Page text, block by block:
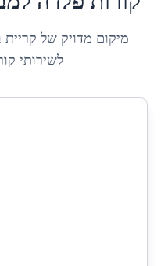
מיקום מדויק של קריית
לשירותי